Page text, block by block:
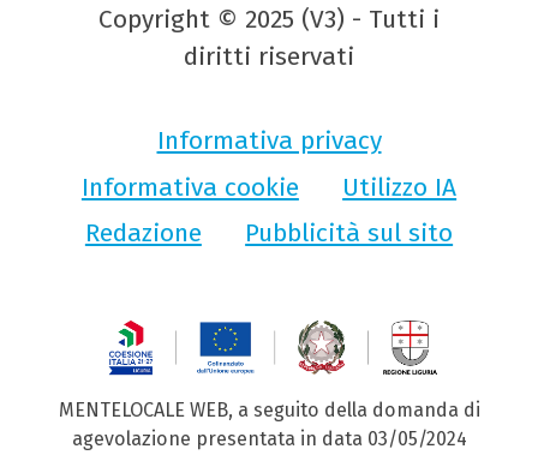
Copyright © 2025 (V3) - Tutti i
diritti riservati
Informativa privacy
Informativa cookie
Utilizzo IA
Redazione
Pubblicità sul sito
MENTELOCALE WEB, a seguito della domanda di
agevolazione presentata in data 03/05/2024